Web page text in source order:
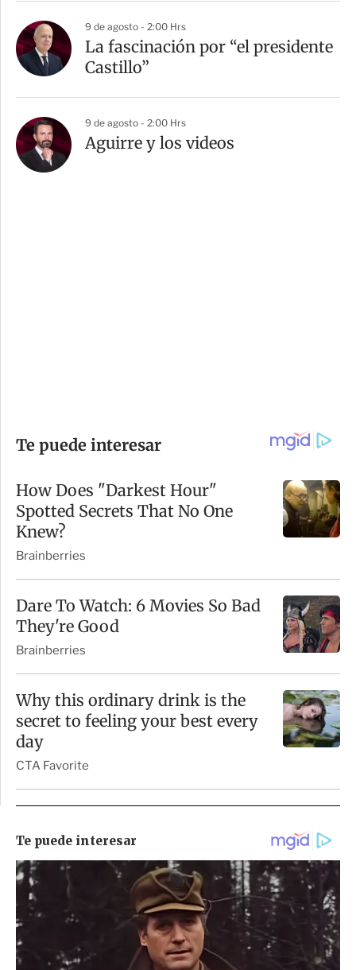
9 de agosto - 2:00 Hrs
La fascinación por “el presidente
Castillo”
9 de agosto - 2:00 Hrs
Aguirre y los videos